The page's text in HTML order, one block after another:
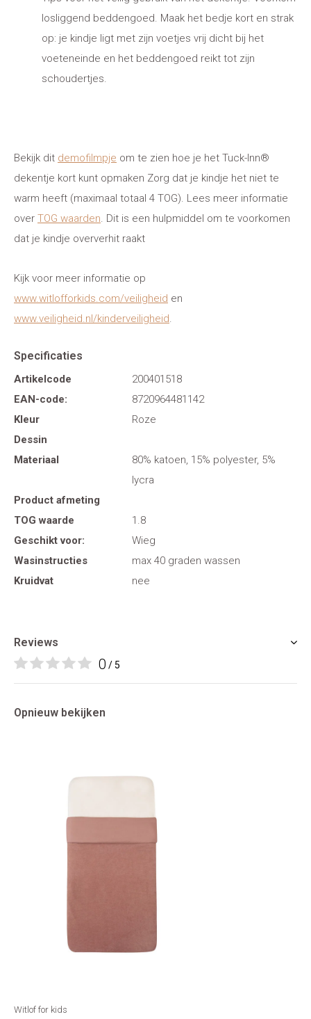
losliggend beddengoed. Maak het bedje kort en strak
op: je kindje ligt met zijn voetjes vrij dicht bij het
voeteneinde en het beddengoed reikt tot zijn
schoudertjes.
Bekijk dit demofilmpje om te zien hoe je het Tuck-Inn®
dekentje kort kunt opmaken Zorg dat je kindje het niet te
warm heeft (maximaal totaal 4 TOG). Lees meer informatie
over TOG waarden. Dit is een hulpmiddel om te voorkomen
dat je kindje oververhit raakt
Kijk voor meer informatie op
www.witlofforkids.com/veiligheid en
www.veiligheid.nl/kinderveiligheid.
Specificaties
Artikelcode
200401518
EAN-code:
8720964481142
Kleur
Roze
Dessin
Materiaal
80% katoen, 15% polyester, 5%
lycra
Product afmeting
TOG waarde
1.8
Geschikt voor:
Wieg
Wasinstructies
max 40 graden wassen
Kruidvat
nee
Reviews
0 / 5
Opnieuw bekijken
Witlof for kids